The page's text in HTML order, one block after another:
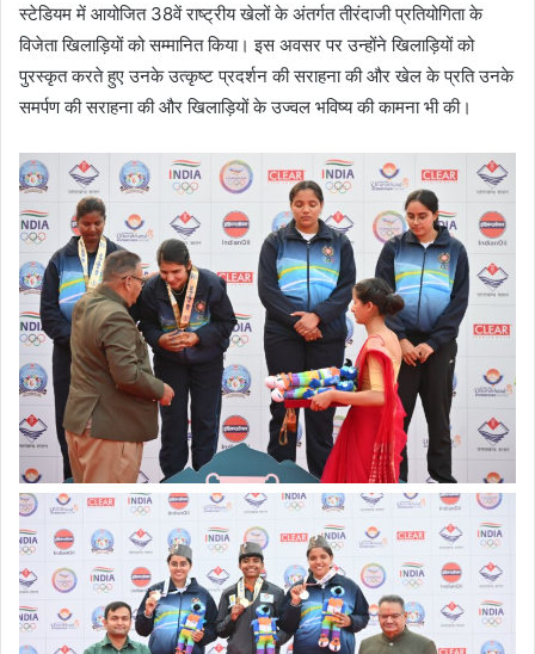
स्टेडियम में आयोजित 38वें राष्ट्रीय खेलों के अंतर्गत तीरंदाजी प्रतियोगिता के
विजेता खिलाड़ियों को सम्मानित किया। इस अवसर पर उन्होंने खिलाड़ियों को
पुरस्कृत करते हुए उनके उत्कृष्ट प्रदर्शन की सराहना की और खेल के प्रति उनके
समर्पण की सराहना की और खिलाड़ियों के उज्वल भविष्य की कामना भी की।